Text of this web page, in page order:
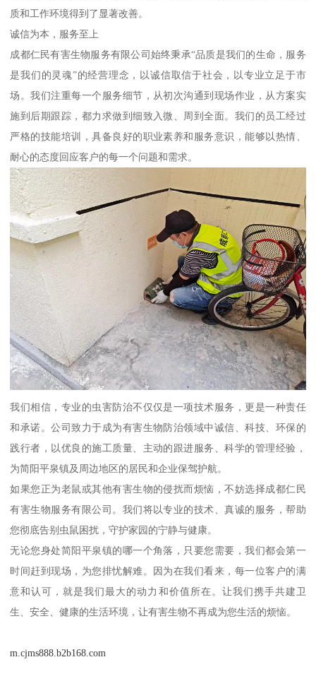
质和工作环境得到了显著改善。
诚信为本，服务至上
成都仁民有害生物服务有限公司始终秉承“品质是我们的生命，服务
是我们的灵魂”的经营理念，以诚信取信于社会，以专业立足于市
场。我们注重每一个服务细节，从初次沟通到现场作业，从方案实
施到后期跟踪，都力求做到细致入微、周到全面。我们的员工经过
严格的技能培训，具备良好的职业素养和服务意识，能够以热情、
耐心的态度回应客户的每一个问题和需求。
我们相信，专业的虫害防治不仅仅是一项技术服务，更是一种责任
和承诺。公司致力于成为有害生物防治领域中诚信、科技、环保的
践行者，以优良的施工质量、主动的跟进服务、科学的管理经验，
为简阳平泉镇及周边地区的居民和企业保驾护航。
如果您正为老鼠或其他有害生物的侵扰而烦恼，不妨选择成都仁民
有害生物服务有限公司。我们将以专业的技术、真诚的服务，帮助
您彻底告别虫鼠困扰，守护家园的宁静与健康。
无论您身处简阳平泉镇的哪一个角落，只要您需要，我们都会第一
时间赶到现场，为您排忧解难。因为在我们看来，每一位客户的满
意和认可，就是我们最大的动力和价值所在。让我们携手共建卫
生、安全、健康的生活环境，让有害生物不再成为您生活的烦恼。
m.cjms888.b2b168.com